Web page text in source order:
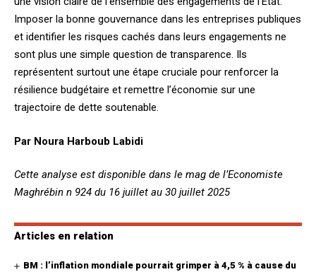
Imposer la bonne gouvernance dans les entreprises publiques
et identifier les risques cachés dans leurs engagements ne
sont plus une simple question de transparence. Ils
représentent surtout une étape cruciale pour renforcer la
résilience budgétaire et remettre l’économie sur une
trajectoire de dette soutenable.
Par Noura Harboub Labidi
Cette analyse est disponible dans le mag de l’Economiste
Maghrébin n 924 du 16 juillet au 30 juillet 2025
Articles en relation
BM : l’inflation mondiale pourrait grimper à 4,5 % à cause du